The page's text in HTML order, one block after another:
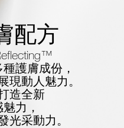
配方
護膚成份，
現動人魅力。
造全新
力，
光采動力。